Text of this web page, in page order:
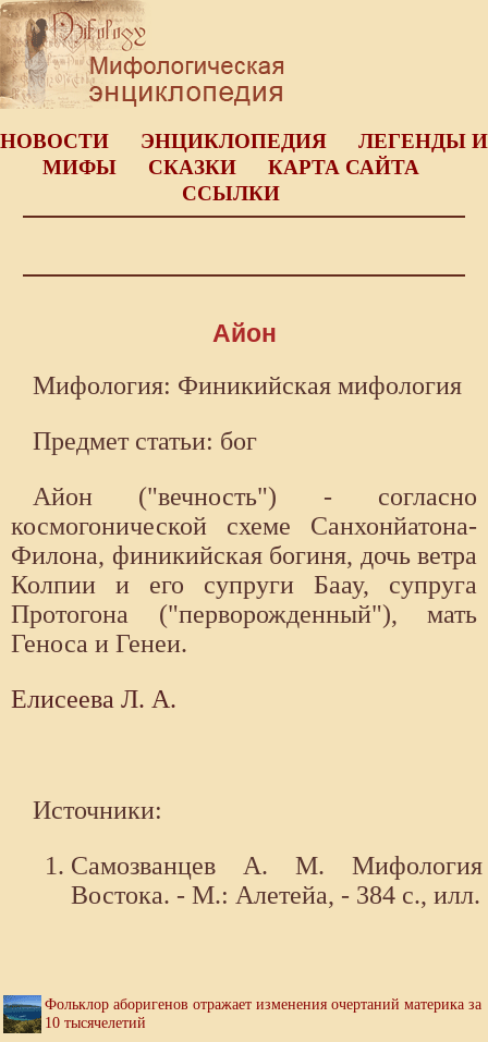
НОВОСТИ ЭНЦИКЛОПЕДИЯ
ЛЕГЕНДЫ И
МИФЫ
СКАЗКИ
КАРТА САЙТА
ССЫЛКИ
Айон
Мифология: Финикийская мифология
Предмет статьи: бог
Айон ("вечность") - согласно
космогонической схеме Санхонйатона-
Филона, финикийская богиня, дочь ветра
Колпии и его супруги Баау, супруга
Протогона ("перворожденный"), мать
Геноса и Генеи.
Елисеева Л. А.
Источники:
Самозванцев А. М. Мифология
Востока. - М.: Алетейа, - 384 с., илл.
Фольклор аборигенов отражает изменения очертаний материка за
10 тысячелетий